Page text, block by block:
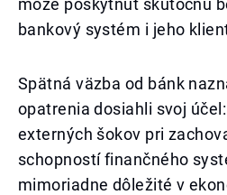
môže poskytnúť skutočnú
bankový systém i jeho
Spätná väzba od bánk
opatrenia dosiahli svoj
externých šokov pri
schopností finančného
mimoriadne dôležité v